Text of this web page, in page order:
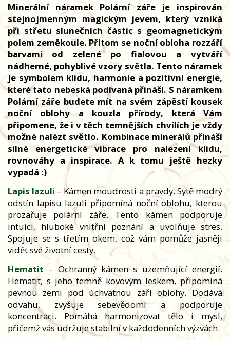
Minerální náramek Polární záře je inspirován
stejnojmenným magickým jevem, který vzniká
při střetu slunečních částic s geomagnetickým
polem zeměkoule. Přitom se noční obloha rozzáří
barvami od zelené po fialovou a vytváří
nádherné, pohyblivé vzory světla. Tento náramek
je symbolem klidu, harmonie a pozitivní energie,
které tato nebeská podívaná přináší. S náramkem
Polární záře budete mít na svém zápěstí kousek
noční oblohy a kouzla přírody, která Vám
připomene, že i v těch temnějších chvílích je vždy
možné nalézt světlo. Kombinace minerálů přináší
silné energetické vibrace pro nalezení klidu,
rovnováhy a inspirace. A k tomu ještě hezky
vypadá :)
Lapis lazuli – Kámen moudrosti a pravdy. Sytě modrý
odstín lapisu lazuli připomíná noční oblohu, kterou
prozařuje polární záře. Tento kámen podporuje
intuici, hluboké vnitřní poznání a uvolňuje stres.
Spojuje se s třetím okem, což vám pomůže jasněji
vidět své životní cesty.
Hematit – Ochranný kámen s uzemňující energií.
Hematit, s jeho temně kovovým leskem, připomíná
pevnou zemi pod úchvatnou září oblohy. Dodává
odvahu, zvyšuje sebevědomí a podporuje
koncentraci. Pomáhá harmonizovat tělo i mysl,
přičemž vás udržuje stabilní v každodenních výzvách.